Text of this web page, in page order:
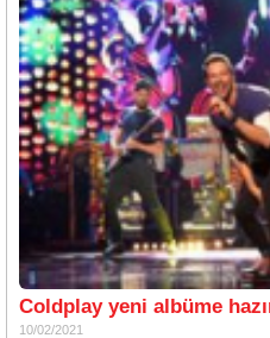
Coldplay yeni albüme
10/02/2021